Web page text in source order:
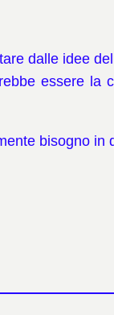
dalle idee
essere
bisogno in